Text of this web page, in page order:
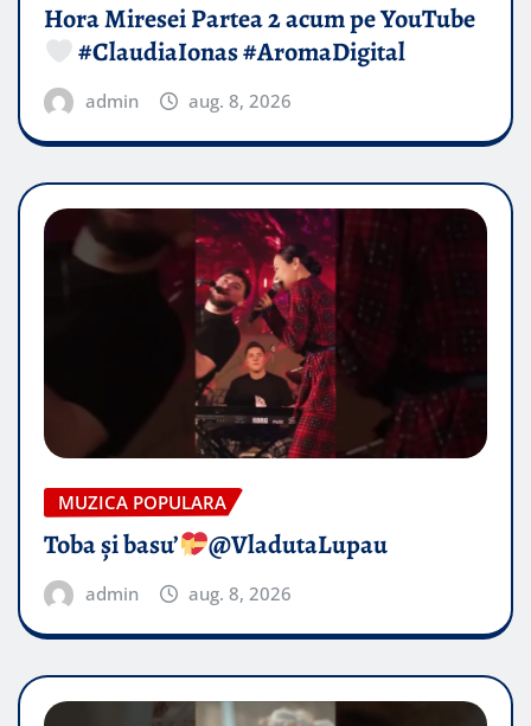
Hora Miresei Partea 2 acum pe YouTube
#ClaudiaIonas #AromaDigital
admin aug. 8, 2026
MUZICA POPULARA
Toba și basu’ @VladutaLupau
admin aug. 8, 2026